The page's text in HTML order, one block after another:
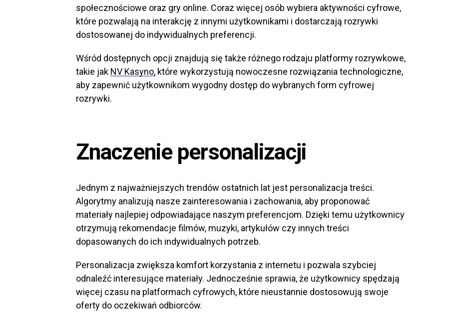
społecznościowe oraz gry online. Coraz więcej osób wybiera aktywności cyfrowe,
które pozwalają na interakcję z innymi użytkownikami i dostarczają rozrywki
dostosowanej do indywidualnych preferencji.
Wśród dostępnych opcji znajdują się także różnego rodzaju platformy rozrywkowe,
takie jak NV Kasyno, które wykorzystują nowoczesne rozwiązania technologiczne,
aby zapewnić użytkownikom wygodny dostęp do wybranych form cyfrowej
rozrywki.
Znaczenie personalizacji
Jednym z najważniejszych trendów ostatnich lat jest personalizacja treści.
Algorytmy analizują nasze zainteresowania i zachowania, aby proponować
materiały najlepiej odpowiadające naszym preferencjom. Dzięki temu użytkownicy
otrzymują rekomendacje filmów, muzyki, artykułów czy innych treści
dopasowanych do ich indywidualnych potrzeb.
Personalizacja zwiększa komfort korzystania z internetu i pozwala szybciej
odnaleźć interesujące materiały. Jednocześnie sprawia, że użytkownicy spędzają
więcej czasu na platformach cyfrowych, które nieustannie dostosowują swoje
oferty do oczekiwań odbiorców.